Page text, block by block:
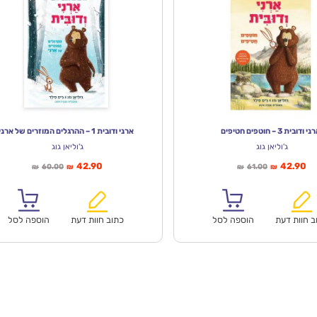
ודובית 3 – חוטפים חטיפים
ג'וליאן גוג
₪ 61.00המחיר
₪61.00.
₪ 42.90
הוא:
חוות דעת
הוספה לסל
ארני ודובית 1 – ההרגלים המוזרים של ארני
ג'וליאן גוג
₪ 60.00המחיר
₪60.00.
₪ 42.90
הוא:
כתוב חוות דעת
הוספה לסל